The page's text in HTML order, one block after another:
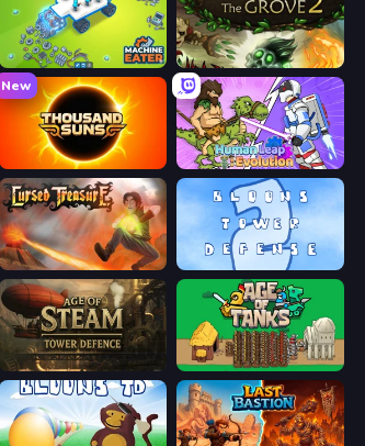
Machine Eater Keeper of the Grove 2
New
Thousand Suns Human Leap: Evolution
Cursed Treasure
Age of Steam Tower Defence Age of Tanks Warriors: TD War